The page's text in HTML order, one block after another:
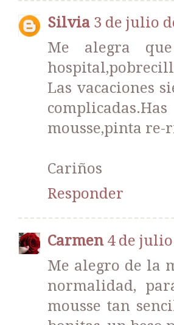
Silvia 3 de julio
Me alegra
Las vacaciones
mousse,pinta re-
Cariños
Responder
Carmen 4 de julio
Me alegro de la
normalidad,
mousse tan